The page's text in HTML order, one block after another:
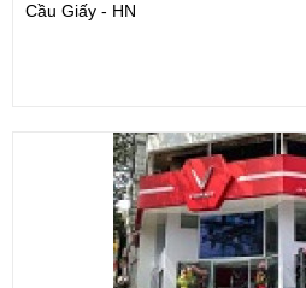
Cầu Giấy - HN